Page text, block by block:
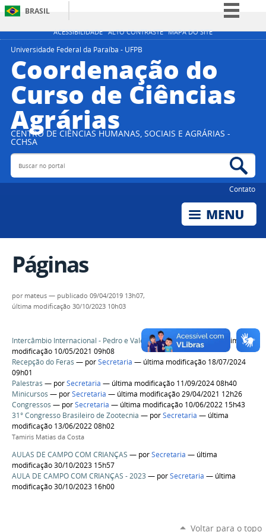
ACESSIBILIDADE ALTO CONTRASTE MAPA DO SITE
BRASIL
Simplifique!
Participe
Acesso à informação
Legislação
Universidade Federal da Paraíba - UFPB
Coordenação do
Curso de Ciências
Agrárias
CENTRO DE CIÊNCIAS HUMANAS, SOCIAIS E AGRÁRIAS -
CCHSA
Buscar no portal
Contato
Páginas
por mateus — publicado 09/04/2019 13h07,
última modificação 30/10/2023 10h03
Intercâmbio Internacional - Pedro e Valéria—porSecretaria— última
modificação 10/05/2021 09h08
Recepção do Feras — porSecretaria — última modificação 18/07/2024
09h01
Palestras — porSecretaria — última modificação 11/09/2024 08h40
Minicursos — porSecretaria — última modificação 29/04/2021 12h26
Congressos — porSecretaria — última modificação 10/06/2022 15h43
31° Congresso Brasileiro de Zootecnia — porSecretaria — última
modificação 13/06/2022 08h02
Tamiris Matias da Costa
AULAS DE CAMPO COM CRIANÇAS — porSecretaria — última
modificação 30/10/2023 15h57
AULA DE CAMPO COM CRIANÇAS - 2023 — porSecretaria — última
modificação 30/10/2023 16h00
Voltar para o topo